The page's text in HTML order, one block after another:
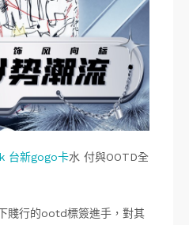
台新gogo卡水 付與OOTD全
賤行的ootd標簽進手，對其